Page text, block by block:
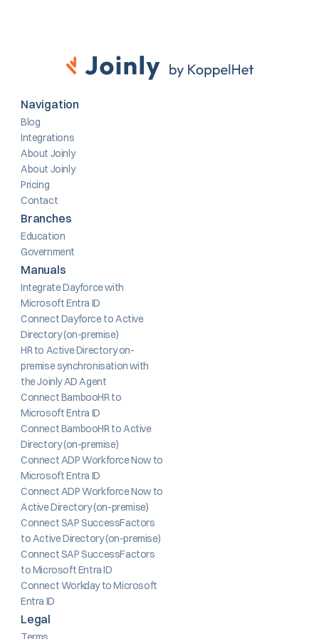
Navigation
Blog
Integrations
About Joinly
About Joinly
Pricing
Contact
Branches
Education
Government
Manuals
Integrate Dayforce with
Microsoft Entra ID
Connect Dayforce to Active
Directory (on-premise)
HR to Active Directory on-
premise synchronisation with
the Joinly AD Agent
Connect BambooHR to
Microsoft Entra ID
Connect BambooHR to Active
Directory (on-premise)
Connect ADP Workforce Now to
Microsoft Entra ID
Connect ADP Workforce Now to
Active Directory (on-premise)
Connect SAP SuccessFactors
to Active Directory (on-premise)
Connect SAP SuccessFactors
to Microsoft Entra ID
Connect Workday to Microsoft
Entra ID
Legal